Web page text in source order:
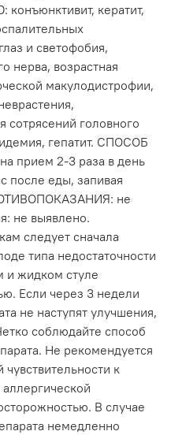
кератит,
и светофобия,
нерва, возрастная
макулодистрофии,
сотрясений головного
гепатит. СПОСОБ
прием 2-3 раза в день
после еды, запивая
не
не выявлено.
следует сначала
типа недостаточности
и жидком стуле
Если через 3 недели
не наступят улучшения,
соблюдайте способ
Не рекомендуется
к
В случае
немедленно